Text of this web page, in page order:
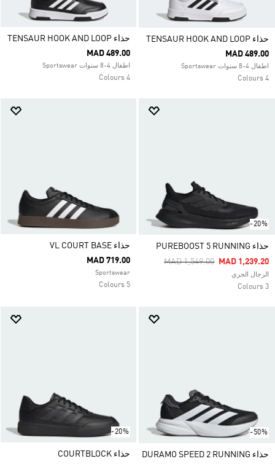
حذاء TENSAUR HOOK AND LOOP
MAD 489.00
اطفال 4-8 سنوات Sportswear
4 Colours
حذاء TENSAUR HOOK AND LOOP
MAD 489.00
اطفال 4-8 سنوات Sportswear
4 Colours
-20%
حذاء PUREBOOST 5 RUNNING
Price Reduced From
MAD 1,549.00ToMAD 1,239.20
الرجال الجري
3 Colours
حذاء VL COURT BASE
MAD 719.00
Sportswear
5 Colours
-50%
حذاء DURAMO SPEED 2 RUNNING
-20%
حذاء COURTBLOCK